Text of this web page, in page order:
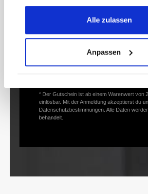
Alle zulassen
Anpassen
nächsten Einkauf.
Mail-
Adresse*
* Der Gutschein ist ab einem Warenwert von
einlösbar. Mit der Anmeldung akzeptierst du
Datenschutzbestimmungen. Alle Daten
behandelt.